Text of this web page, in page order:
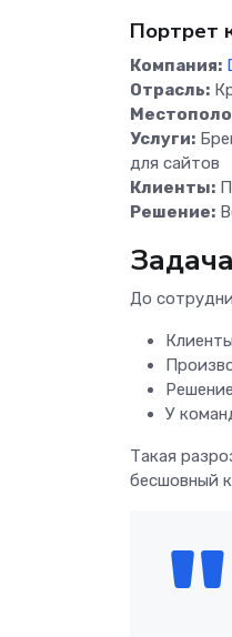
Портрет
Компания:
Отрасль:
Услуги:
для сайтов
Клиенты:
Решение:
До
У
Такая
бесшовный